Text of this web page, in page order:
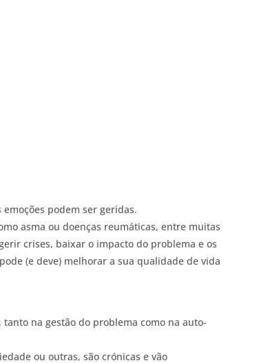
emoções podem ser geridas.
asma ou doenças reumáticas, entre muitas
crises, baixar o impacto do problema e os
(e deve) melhorar a sua qualidade de vida
na gestão do problema como na auto-
ou outras, são crónicas e vão